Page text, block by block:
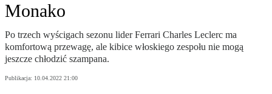
Monako
Po trzech wyścigach sezonu lider Ferrari Charles Leclerc ma
komfortową przewagę, ale kibice włoskiego zespołu nie mogą
jeszcze chłodzić szampana.
Publikacja: 10.04.2022 21:00